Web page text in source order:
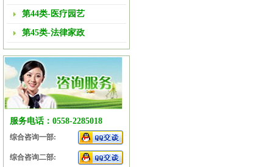
第44类-医疗园艺
第45类-法律家政
服务电话：0558-2285018
综合咨询一部:
综合咨询二部: